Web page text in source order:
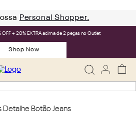
Personal Shopper.
+ 20% EXTRA acima de 2 peças no Outlet
Shop Now
Detalhe Botão Jeans